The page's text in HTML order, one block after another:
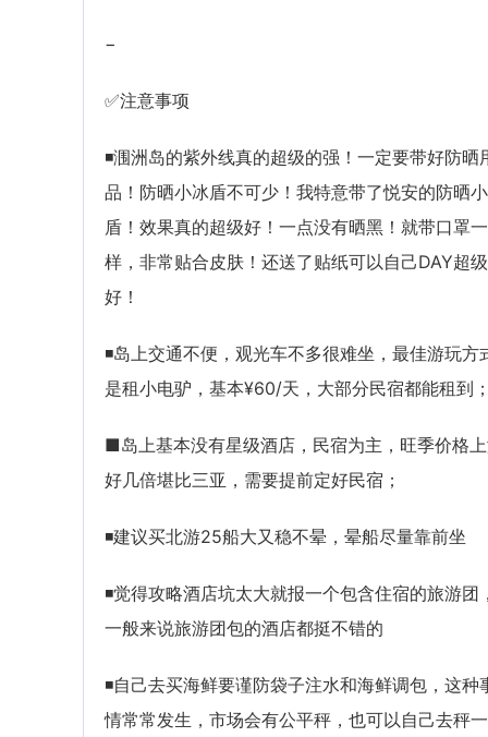
−
✅注意事项
◾涠洲岛的紫外线真的超级的强！一定要带好防晒
品！防晒小冰盾不可少！我特意带了悦安的防晒
盾！效果真的超级好！一点没有晒黑！就带口罩一
样，非常贴合皮肤！还送了贴纸可以自己DAY超级
好！
◾岛上交通不便，观光车不多很难坐，最佳游玩方
是租小电驴，基本¥60/天，大部分民宿都能租到
■岛上基本没有星级酒店，民宿为主，旺季价格
好几倍堪比三亚，需要提前定好民宿；
◾建议买北游25船大又稳不晕，晕船尽量靠前坐
◾觉得攻略酒店坑太大就报一个包含住宿的旅游团
一般来说旅游团包的酒店都挺不错的
◾自己去买海鲜要谨防袋子注水和海鲜调包，这种
情常常发生，市场会有公平秤，也可以自己去秤